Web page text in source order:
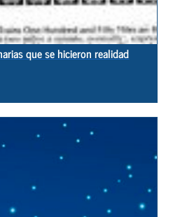
que se hicieron realidad